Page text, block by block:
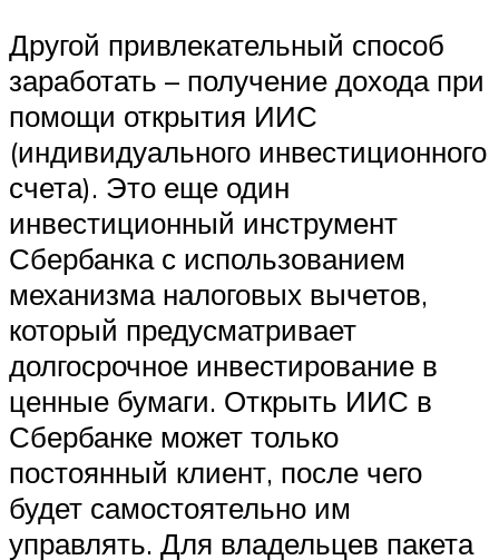
Другой привлекательный способ
заработать – получение дохода при
помощи открытия ИИС
(индивидуального инвестиционного
счета). Это еще один
инвестиционный инструмент
Сбербанка с использованием
механизма налоговых вычетов,
который предусматривает
долгосрочное инвестирование в
ценные бумаги. Открыть ИИС в
Сбербанке может только
постоянный клиент, после чего
будет самостоятельно им
управлять. Для владельцев пакета